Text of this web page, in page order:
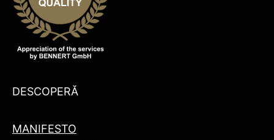
DESCOPERĂ
MANIFESTO